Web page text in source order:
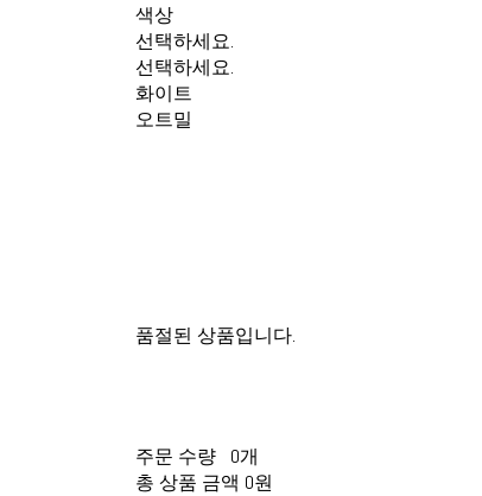
색상
선택하세요.
선택하세요.
화이트
오트밀
품절된 상품입니다.
주문 수량
0개
총 상품 금액 0원